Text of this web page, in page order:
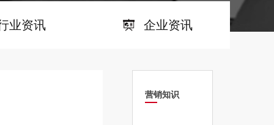
业资讯 企业资讯
营销知识